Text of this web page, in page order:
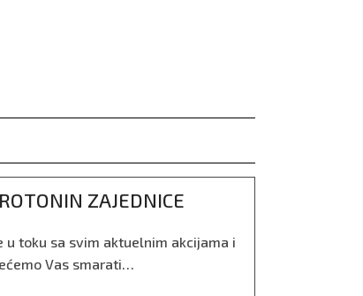
ZAJEDNICE
toku sa svim aktuelnim akcijama i
Vas smarati…